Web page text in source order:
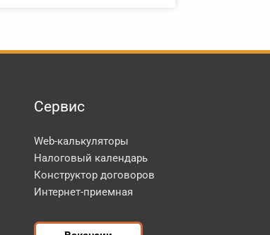
Сервис
Web-калькуляторы
Налоговый календарь
Конструктор договоров
Интернет-приемная